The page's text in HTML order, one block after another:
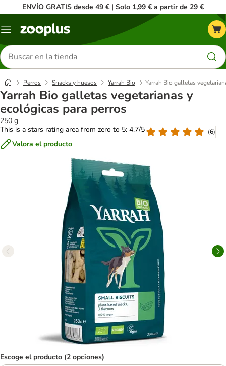
ENVÍO GRATIS desde 49 € | Solo 1,99 € a partir de 29 €
Menú
Buscar
productos
Perros Snacks y huesos Yarrah Bio Yarrah Bio galletas
Yarrah Bio galletas vegetarianas y
ecológicas para perros
250 g
This is a stars rating area from zero to 5: 4.7/5
(6)
Valora el producto
Escoge el producto (2 opciones)